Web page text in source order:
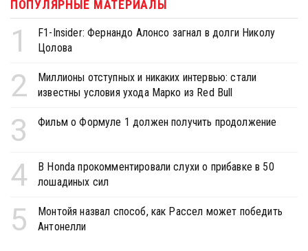
ПОПУЛЯРНЫЕ МАТЕРИАЛЫ
1
F1-Insider: Фернандо Алонсо загнал в долги Николу
Цолова
2
Миллионы отступных и никаких интервью: стали
известны условия ухода Марко из Red Bull
3 Фильм о Формуле 1 должен получить продолжение
4
В Honda прокомментировали слухи о прибавке в 50
лошадиных сил
5
Монтойя назвал способ, как Рассел может победить
Антонелли